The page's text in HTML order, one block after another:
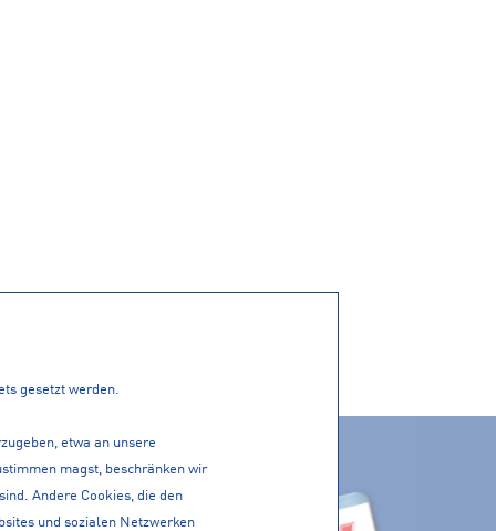
ACTIVE CARD
gesetzt werden.
etwa an unsere
magst, beschränken wir
Andere Cookies, die den
und sozialen Netzwerken